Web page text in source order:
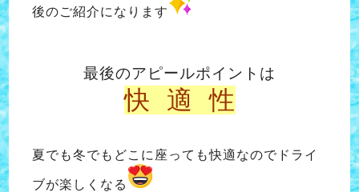
後のご紹介になります
最後のアピールポイントは
快 適 性
夏でも冬でもどこに座っても快適なので ドライ
ブが楽しくなる